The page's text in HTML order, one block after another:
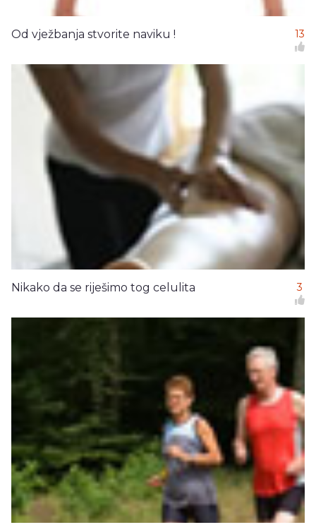
Od vježbanja stvorite naviku ! 13
Nikako da se riješimo tog celulita 3